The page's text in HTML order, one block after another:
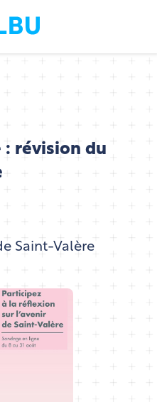
: révision du
Saint-Valère